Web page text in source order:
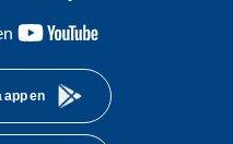
youtube-
en